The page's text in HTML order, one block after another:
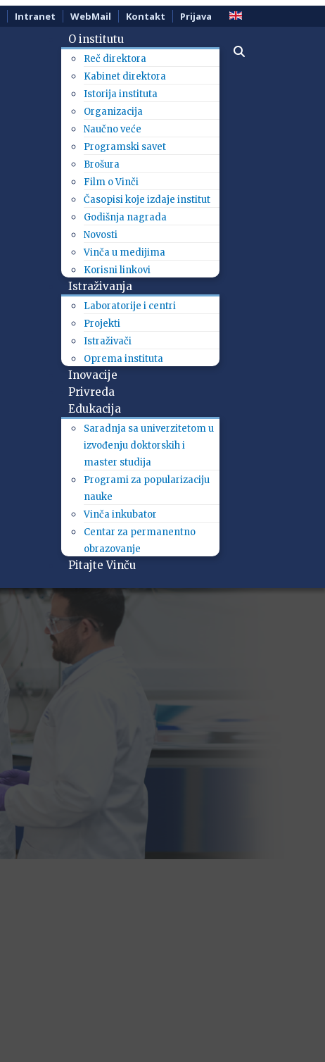
Intranet WebMail Kontakt Prijava
O institutu
Reč direktora
Kabinet direktora
Istorija instituta
Organizacija
Naučno veće
Programski savet
Brošura
Film o Vinči
Časopisi koje izdaje institut
Godišnja nagrada
Novosti
Vinča u medijima
Korisni linkovi
Istraživanja
Laboratorije i centri
Projekti
Istraživači
Oprema instituta
Inovacije
Privreda
Edukacija
Saradnja sa univerzitetom u
izvođenju doktorskih i
master studija
Programi za popularizaciju
nauke
Vinča inkubator
Centar za permanentno
obrazovanje
Pitajte Vinču